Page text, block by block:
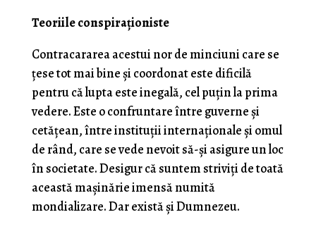
Teoriile conspiraționiste
Contracararea acestui nor de minciuni care se
țese tot mai bine și coordonat este dificilă
pentru că lupta este inegală, cel puțin la prima
vedere. Este o confruntare între guverne și
cetățean, între instituții internaționale și omul
de rând, care se vede nevoit să-și asigure un loc
în societate. Desigur că suntem striviți de toată
această mașinărie imensă numită
mondializare. Dar există și Dumnezeu.